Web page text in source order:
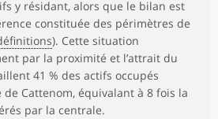
y résidant, alors que le bilan est
constituée des périmètres de
). Cette situation
par la proximité et l’attrait du
41 % des actifs occupés
Cattenom, équivalant à 8 fois la
par la centrale.